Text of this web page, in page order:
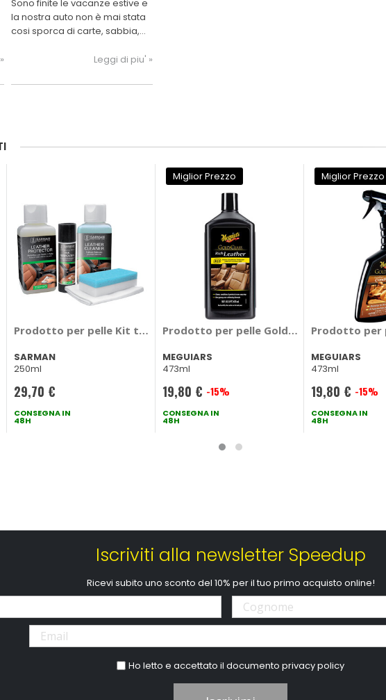
Sono finite le vacanze estive e
la nostra auto non è mai stata
cosi sporca di carte, sabbia,
guida vediamo come pulire
uscita dalla concessionaria.
Leggi di piu' »
Nutrient - MA-FRA
Prodotto per pelle Kit trattamento pelle - SARMAN
SARMAN
250ml
29,70 €
CONSEGNA IN
48H
Miglior Prezzo
Prodotto per pelle Gold Class - Rich
MEGUIARS
473ml
Prezzo
speciale
19,80 € -15%
CONSEGNA IN
48H
Miglior Prezzo
Prodotto per
MEGUIARS
473ml
Prezzo
speciale
19,80 € -15%
CONSEGNA IN
48H
Iscriviti alla newsletter Speedup
Ricevi subito uno sconto del 10% per il tuo primo acquisto online!
Ho letto e accettato il documentoprivacy policy